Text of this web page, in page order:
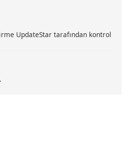
UpdateStar tarafından kontrol